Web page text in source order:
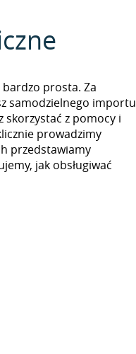
prosta. Za
samodzielnego importu
skorzystać z pomocy i
prowadzimy
przedstawiamy
jak obsługiwać